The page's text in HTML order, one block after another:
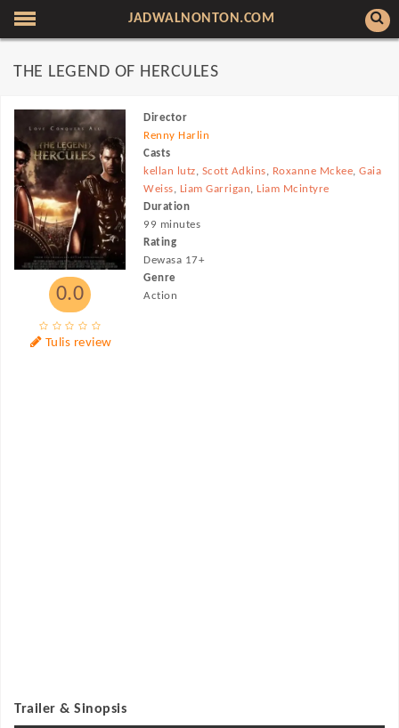
JADWALNONTON.COM
THE LEGEND OF HERCULES
0.0
Tulis review
Director
Renny Harlin
Casts
kellan lutz, Scott Adkins, Roxanne Mckee,Gaia
Weiss, Liam Garrigan, Liam Mcintyre
Duration
99 minutes
Rating
Dewasa 17+
Genre
Action
Trailer & Sinopsis